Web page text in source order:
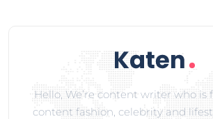
Hello, We’re content writer who is
content fashion, celebrity and